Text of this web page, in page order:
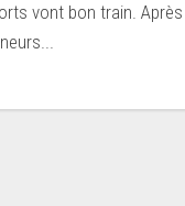
vont bon train.